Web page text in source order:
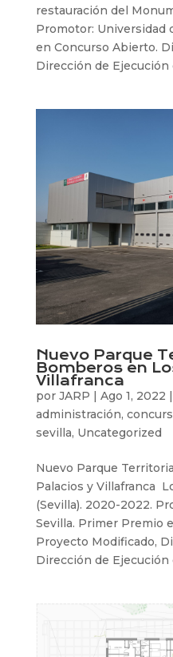
restauración del
Promotor: Universidad
en Concurso Abierto.
Dirección de Ejecución
Nuevo Parque
Bomberos en
Villafranca
por JARP | Ago 1, 2022 |
administración,
sevilla, Uncategorized
Nuevo Parque
Palacios y Villafranca
(Sevilla). 2020-2022.
Sevilla. Primer Premio
Proyecto Modificado,
Dirección de Ejecución